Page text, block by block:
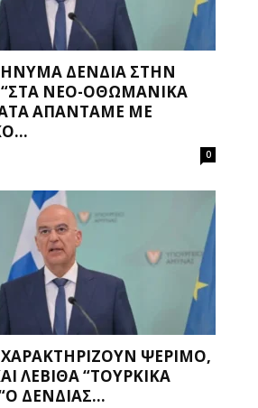
ΔΈΝΔΙΑ ΣΤΗΝ
“ΣΤΑ ΝΈΟ-ΟΘΩΜΑΝΙΚΆ
ΑΠΑΝΤΆΜΕ ΜΕ
0
ΧΑΡΑΚΤΗΡΊΖΟΥΝ ΨΈΡΙΜΟ,
ΛΈΒΙΘΑ “ΤΟΥΡΚΙΚΆ
ΔΈΝΔΙΑΣ...